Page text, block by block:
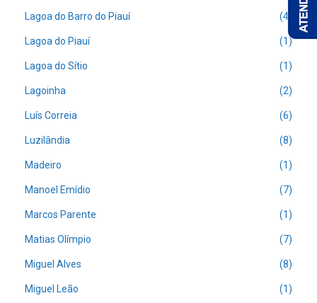
Lagoa do Barro do Piauí (4)
Lagoa do Piauí (1)
Lagoa do Sítio (1)
Lagoinha (2)
Luís Correia (6)
Luzilândia (8)
Madeiro (1)
Manoel Emídio (7)
Marcos Parente (1)
Matias Olímpio (7)
Miguel Alves (8)
Miguel Leão (1)